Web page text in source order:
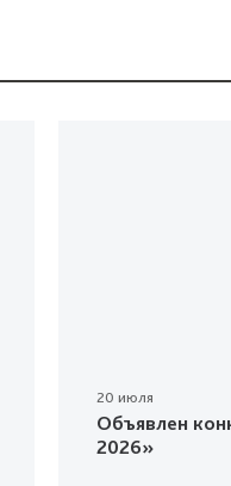
20 июля
Объявлен
2026»